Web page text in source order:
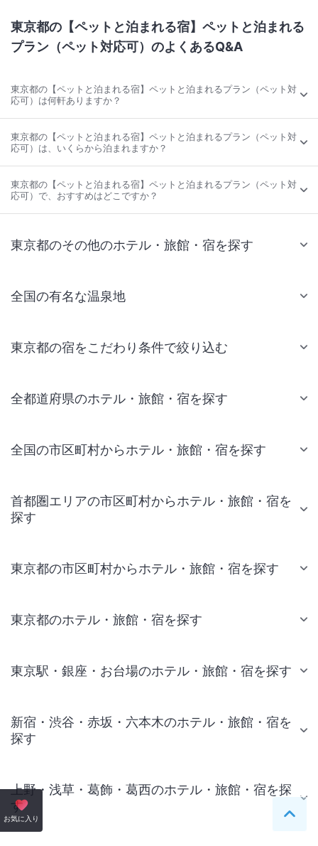
お気に入り ペー
東京都の【ペットと泊まれる宿】ペットと泊まれる
プラン（ペット対応可）のよくあるQ&A
東京都の【ペットと泊まれる宿】ペットと泊まれるプラン（ペット対
応可）は何軒ありますか？
東京都の【ペットと泊まれる宿】ペットと泊まれるプラン（ペット対
応可）は、いくらから泊まれますか？
東京都の【ペットと泊まれる宿】ペットと泊まれるプラン（ペット対
応可）で、おすすめはどこですか？
東京都のその他のホテル・旅館・宿を探す
全国の有名な温泉地
東京都の宿をこだわり条件で絞り込む
全都道府県のホテル・旅館・宿を探す
全国の市区町村からホテル・旅館・宿を探す
首都圏エリアの市区町村からホテル・旅館・宿を
探す
東京都の市区町村からホテル・旅館・宿を探す
東京都のホテル・旅館・宿を探す
東京駅・銀座・お台場のホテル・旅館・宿を探す
新宿・渋谷・赤坂・六本木のホテル・旅館・宿を
探す
上野・浅草・葛飾・葛西のホテル・旅館・宿を探
す